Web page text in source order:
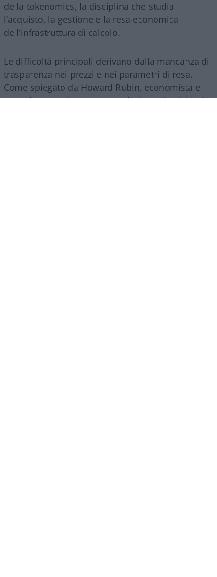
della tokenomics, la disciplina che studia
l’acquisto, la gestione e la resa economica
dell’infrastruttura di calcolo.
Le difficoltà principali derivano dalla mancanza di
trasparenza nei prezzi e nei parametri di resa.
Come spiegato da Howard Rubin, economista e
consulente per la spesa tecnologica aziendale, “è